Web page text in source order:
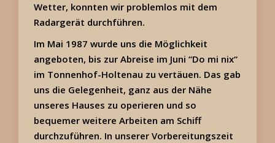
Wetter, konnten wir problemlos mit dem
Radargerät durchführen.
Im Mai 1987 wurde uns die Möglichkeit
angeboten, bis zur Abreise im Juni “Do mi nix“
im Tonnenhof-Holtenau zu vertäuen. Das gab
uns die Gelegenheit, ganz aus der Nähe
unseres Hauses zu operieren und so
bequemer weitere Arbeiten am Schiff
durchzuführen. In unserer Vorbereitungszeit